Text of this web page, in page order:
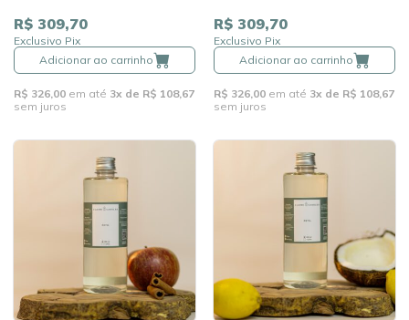
R$ 309,70
Exclusivo Pix
Adicionar ao carrinho
R$ 326,00 em até 3x de R$ 108,67
sem juros
R$ 309,70
Exclusivo Pix
Adicionar ao carrinho
R$ 326,00 em até 3x de R$ 108,67
sem juros